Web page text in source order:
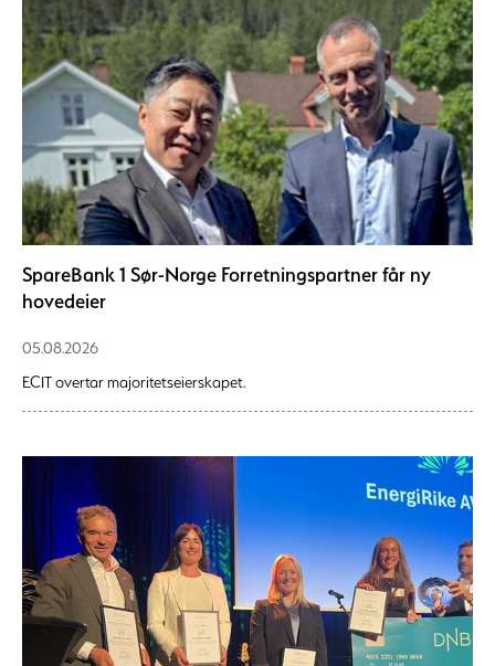
SpareBank 1 Sør-Norge Forretningspartner får ny
hovedeier
05.08.2026
ECIT overtar majoritetseierskapet.